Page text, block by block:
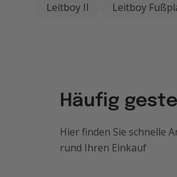
Leitboy II Leitboy
Häufig
Hier finden Sie schnelle
rund Ihren Einkauf